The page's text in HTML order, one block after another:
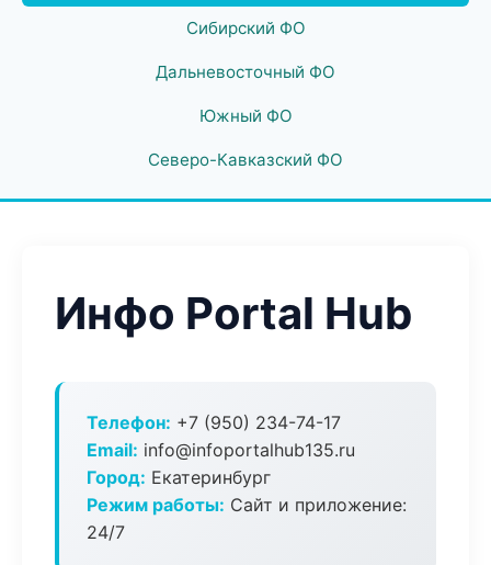
Сибирский ФО
Дальневосточный ФО
Южный ФО
Северо-Кавказский ФО
Инфо Portal Hub
Телефон: +7 (950) 234-74-17
Email: info@infoportalhub135.ru
Город: Екатеринбург
Режим работы: Сайт и приложение:
24/7